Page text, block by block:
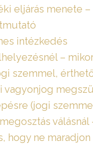
eljárás menete
intézkedés
–
szemmel,
vagyonjog
(jogi
válásnál
hogy ne